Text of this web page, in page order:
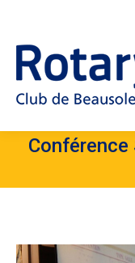
Conférence